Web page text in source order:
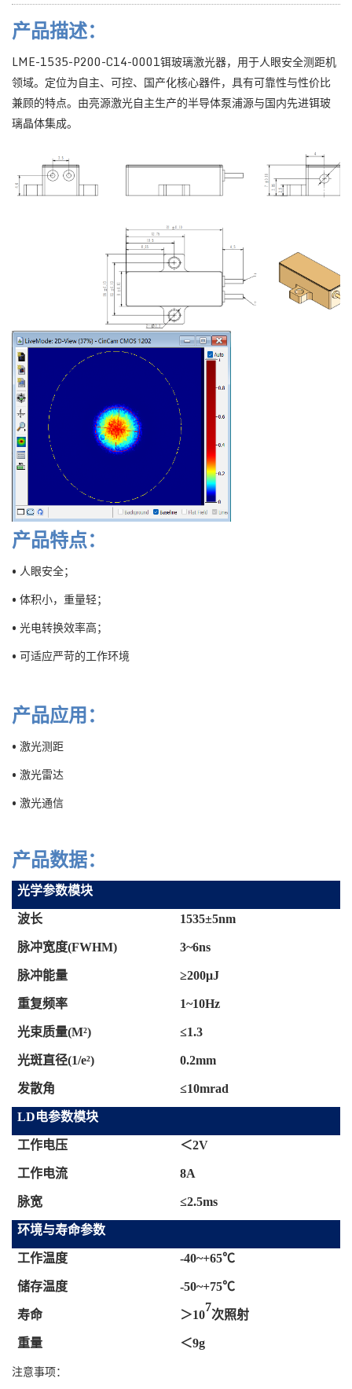
产品描述：
LME-1535-P200-C14-0001铒玻璃激光器，用于人眼安全测距机
领域。定位为自主、可控、国产化核心器件，具有可靠性与性价比
兼顾的特点。由亮源激光自主生产的半导体泵浦源与国内先进铒玻
璃晶体集成。
产品特点：
• 人眼安全；
• 体积小，重量轻；
• 光电转换效率高；
• 可适应严苛的工作环境
产品应用：
• 激光测距
• 激光雷达
• 激光通信
产品数据：
光学参数模块
波长 1535±5nm
脉冲宽度(FWHM) 3~6ns
脉冲能量 ≥200μJ
重复频率 1~10Hz
光束质量(M²) ≤1.3
光斑直径(1/e²) 0.2mm
发散角 ≤10mrad
LD电参数模块
工作电压 ＜2V
工作电流 8A
脉宽 ≤2.5ms
环境与寿命参数
工作温度 -40~+65℃
储存温度 -50~+75℃
寿命 ＞10
7
次照射
重量 ＜9g
注意事项：